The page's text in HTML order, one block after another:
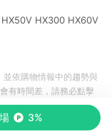
HX50V HX300 HX60V
3%
依購物情報中的趨勢與
有時間差，請務必點擊
資訊以合作廠商網頁為